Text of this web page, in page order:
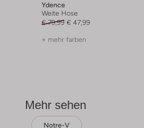
Ydence
Weite Hose
€ 79,99 € 47,99
+ mehr farben
Mehr sehen
Notre-V